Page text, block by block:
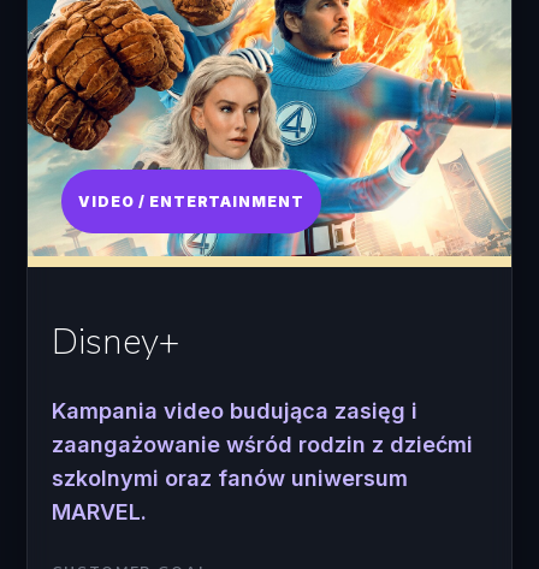
VIDEO / ENTERTAINMENT
Disney+
Kampania video budująca zasięg i
zaangażowanie wśród rodzin z dziećmi
szkolnymi oraz fanów uniwersum
MARVEL.